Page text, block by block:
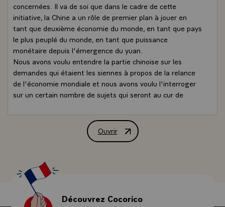
concernées. Il va de soi que dans le cadre de cette
initiative, la Chine a un rôle de premier plan à jouer en
tant que deuxième économie du monde, en tant que pays
le plus peuplé du monde, en tant que puissance
monétaire depuis l'émergence du yuan.
Nous avons voulu entendre la partie chinoise sur les
demandes qui étaient les siennes à propos de la relance
de l'économie mondiale et nous avons voulu l'interroger
sur un certain nombre de sujets qui seront au cur de
veux évoquer les têtes de chapitre de la poursuite de
l'effort chinois en faveur de l'augmentation de la
PIB chinois la demande intérieure pèse pour 30%, dans le
PIB des pays de la zone euro la demande intérieure pèse
pour 60% et dans le PIB, si je me souviens bien, des
Etats-Unis, la demande intérieure pèse pour 70%. Nos
amis chinois, de façon continue, notamment depuis le
Ouvrir
Point de presse de M. Nicolas
Découvrez Cocorico